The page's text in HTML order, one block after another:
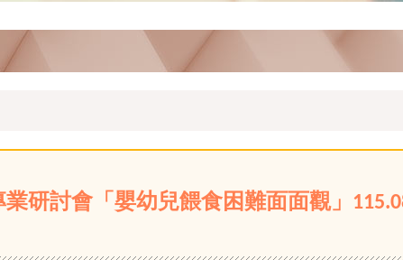
研討會「嬰幼兒餵食困難面面觀」